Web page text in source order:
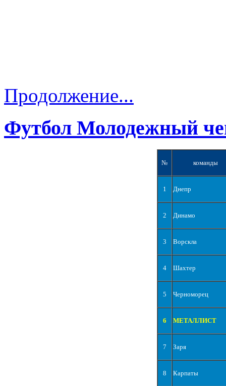
Продолжение...
Футбол Молодежный
№ команды
1 Днепр
2 Динамо
3 Ворскла
4 Шахтер
5 Черноморец
6 МЕТАЛЛИСТ
7 Заря
8 Карпаты